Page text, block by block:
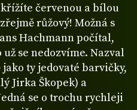
červenou a bílou
růžový! Možná s
Hachmann počítal,
se nedozvíme. Nazval
ty jedovaté barvičky,
Jirka Škopek) a
se o trochu rychleji